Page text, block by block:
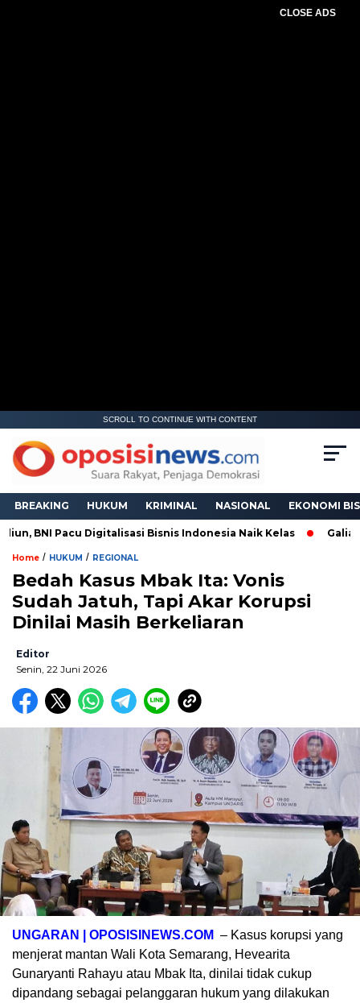
CLOSE ADS
SCROLL TO CONTINUE WITH CONTENT
BREAKING HUKUM KRIMINAL NASIONAL EKONOMI
BNI Pacu Digitalisasi Bisnis Indonesia Naik Kelas Galian C
Home / HUKUM / REGIONAL
Bedah Kasus Mbak Ita: Vonis
Sudah Jatuh, Tapi Akar Korupsi
Dinilai Masih Berkeliaran
Editor
Senin, 22 Juni 2026
UNGARAN | OPOSISINEWS.COM – Kasus korupsi yang
menjerat mantan Wali Kota Semarang, Hevearita
Gunaryanti Rahayu atau Mbak Ita, dinilai tidak cukup
dipandang sebagai pelanggaran hukum yang dilakukan